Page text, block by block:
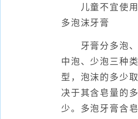
儿童不宜使用
多泡沫牙膏
牙膏分多泡、
中泡、少泡三种类
型，泡沫的多少取
决于其含皂量的多
少。多泡牙膏含皂